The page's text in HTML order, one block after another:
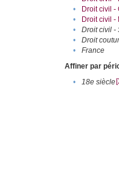
•
Droit civil -
•
Droit civil -
•
Droit civil -
•
Droit
•
France
Affiner par
•
18e siècle